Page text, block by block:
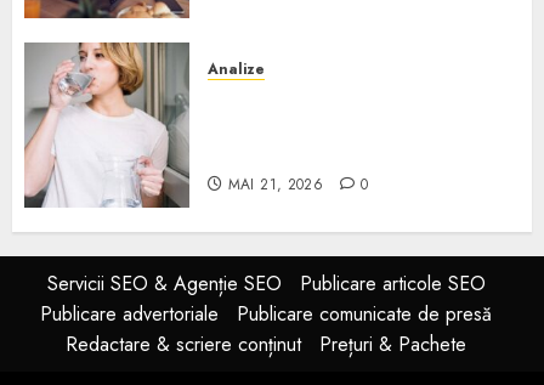
Analize
MAI 21, 2026 0
Servicii SEO & Agenție SEO
Publicare articole SEO
Publicare advertoriale
Publicare comunicate de presă
Redactare & scriere conținut
Prețuri & Pachete